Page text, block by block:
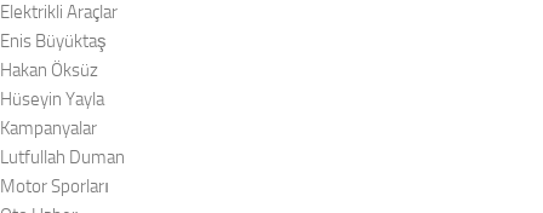
Elektrikli Araçlar
Enis Büyüktaş
Hakan Öksüz
Hüseyin Yayla
Kampanyalar
Lutfullah Duman
Motor Sporları